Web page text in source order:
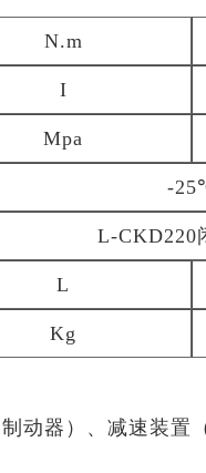
N.m
I
Mpa
-
L-CKD220
L
Kg
动器）、减速装置